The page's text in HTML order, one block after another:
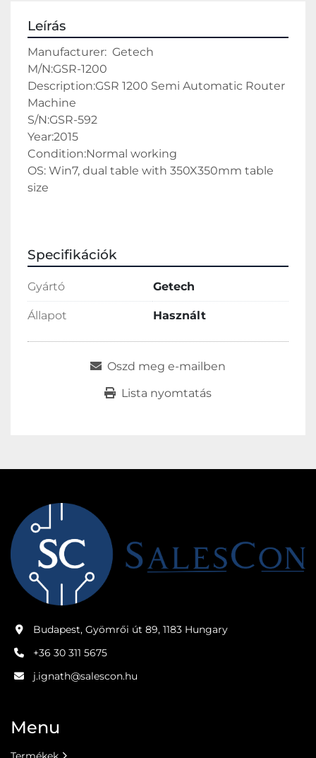
Leírás
Manufacturer:  Getech
M/N:GSR-1200
Description:GSR 1200 Semi Automatic Router
Machine
S/N:GSR-592
Year:2015
Condition:Normal working
OS: Win7, dual table with 350X350mm table
size
Specifikációk
Gyártó Getech
Állapot Használt
Oszd meg e-mailben
Lista nyomtatás
Budapest, Gyömrői út 89, 1183 Hungary
+36 30 311 5675
j.ignath@salescon.hu
Menu